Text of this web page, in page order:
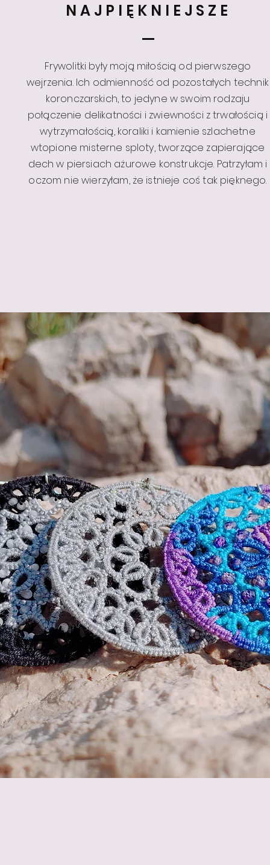
NAJPIĘKNIEJSZE
Frywolitki były moją miłością od pierwszego
wejrzenia. Ich odmienność od pozostałych technik
koronczarskich, to jedyne w swoim rodzaju
połączenie delikatności i zwiewności z trwałością i
wytrzymałością, koraliki i kamienie szlachetne
wtopione misterne sploty, tworzące zapierające
dech w piersiach ażurowe konstrukcje. Patrzyłam i
oczom nie wierzyłam, że istnieje coś tak pięknego.